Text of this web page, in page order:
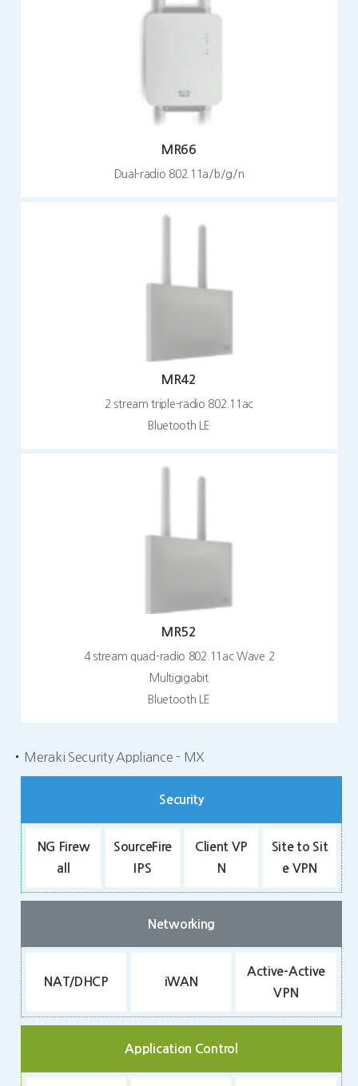
MR66
Dual-radio 802.11a/b/g/n
MR42
2 stream triple-radio 802.11ac
Bluetooth LE
MR52
4 stream quad-radio 802.11ac Wave 2
Multigigabit
Bluetooth LE
Meraki Security Appliance - MX
Security
NG Firew
all
SourceFire
IPS
Client VP
N
Site to Sit
e VPN
Networking
NAT/DHCP iWAN
Active-Active
VPN
Application Control